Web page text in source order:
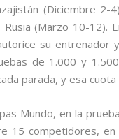
(Diciembre
Rusia (Marzo 10-
su entrenador
de 1.000 y
parada, y esa
Mundo, en la
15 competidores, en